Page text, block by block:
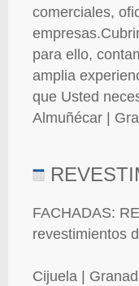
comerciales,
para ello,
amplia
que Usted
Almuñécar |
FACHADAS:
revestimientos
Cijuela |